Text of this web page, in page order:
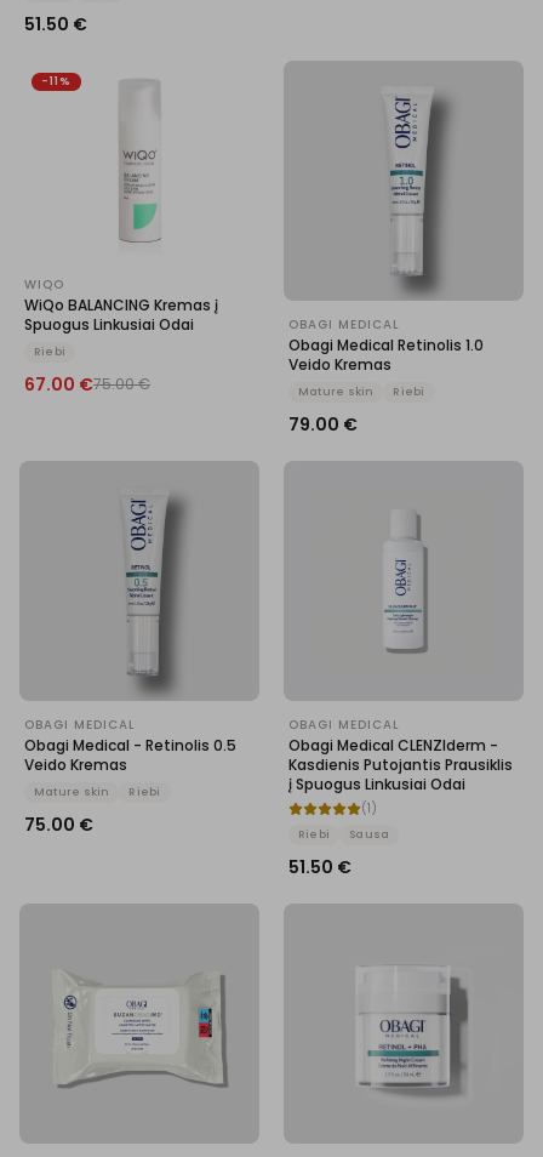
51.50 €
-11%
WIQO
WiQo BALANCING Kremas į
Spuogus Linkusiai Odai
Riebi
67.00 €75.00€
OBAGI MEDICAL
Obagi Medical Retinolis 1.0
Veido Kremas
Mature skin Riebi
79.00 €
OBAGI MEDICAL
Obagi Medical - Retinolis 0.5
Veido Kremas
Mature skin Riebi
75.00 €
OBAGI MEDICAL
Obagi Medical CLENZIderm -
Kasdienis Putojantis Prausiklis
į Spuogus Linkusiai Odai
(1 )
Riebi Sausa
51.50 €